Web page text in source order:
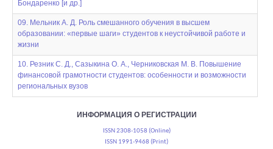
Бондаренко [и др.]
09. Мельник А. Д. Роль смешанного обучения в высшем
образовании: «первые шаги» студентов к неустойчивой работе и
жизни
10. Резник С. Д., Сазыкина О. А., Черниковская М. В. Повышение
финансовой грамотности студентов: особенности и возможности
региональных вузов
ИНФОРМАЦИЯ О РЕГИСТРАЦИИ
ISSN 2308-1058 (Online)
ISSN 1991-9468 (Print)